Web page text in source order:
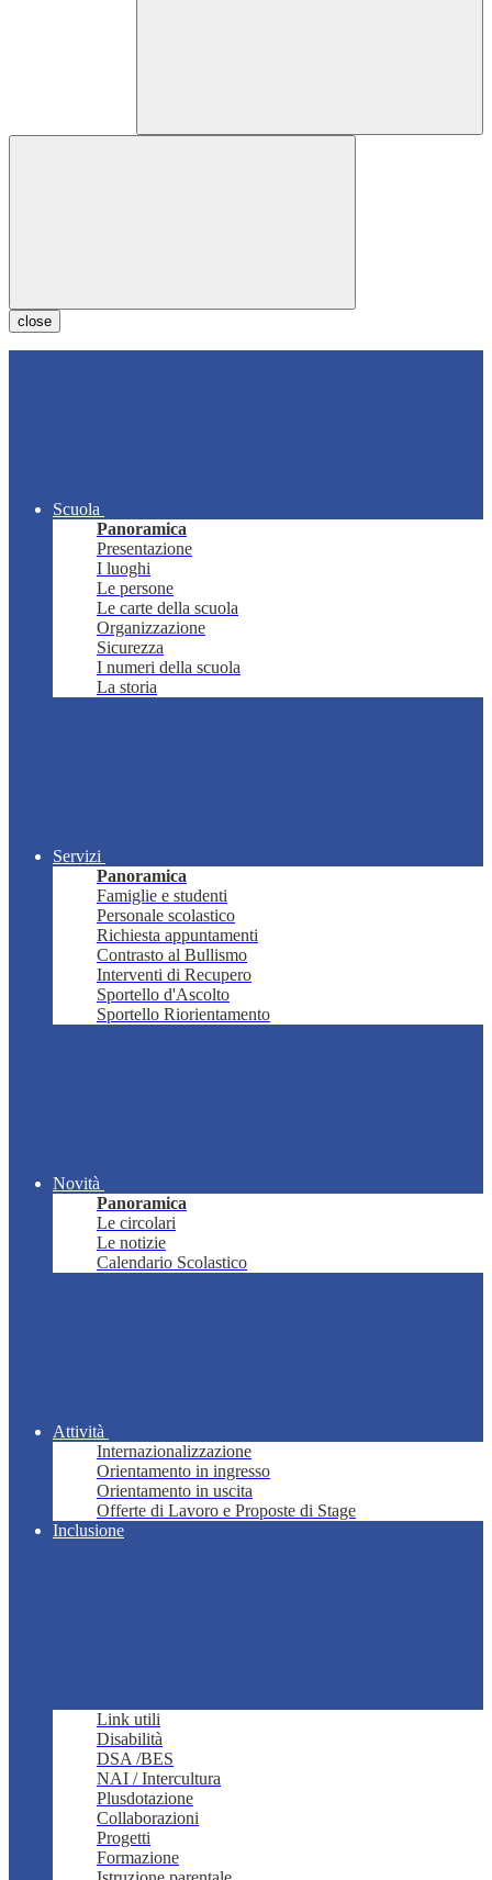
close
Scuola
Panoramica
Presentazione
I luoghi
Le persone
Le carte della scuola
Organizzazione
Sicurezza
I numeri della scuola
La storia
Servizi
Panoramica
Famiglie e studenti
Personale scolastico
Richiesta appuntamenti
Contrasto al Bullismo
Interventi di Recupero
Sportello d'Ascolto
Sportello Riorientamento
Novità
Panoramica
Le circolari
Le notizie
Calendario Scolastico
Attività
Internazionalizzazione
Orientamento in ingresso
Orientamento in uscita
Offerte di Lavoro e Proposte di Stage
Inclusione
Link utili
Disabilità
DSA /BES
NAI / Intercultura
Plusdotazione
Collaborazioni
Progetti
Formazione